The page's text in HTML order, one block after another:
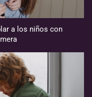
a los niños con